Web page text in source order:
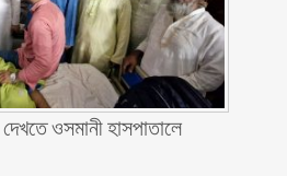
ওসমানী হাসপাতালে